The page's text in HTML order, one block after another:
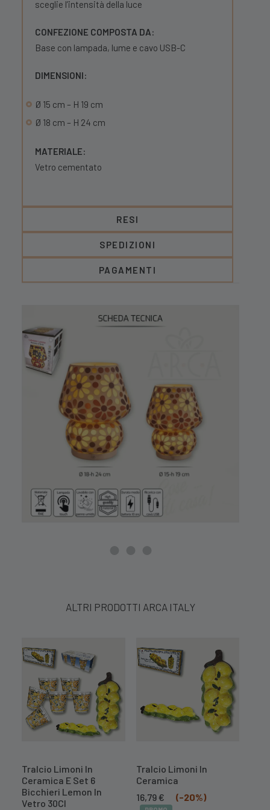
sceglie l’intensità della luce
CONFEZIONE COMPOSTA DA:
Base con lampada, lume e cavo USB-C
DIMENSIONI:
Ø 15 cm – H 19 cm
Ø 18 cm – H 24 cm
MATERIALE:
Vetro cementato
RESI
SPEDIZIONI
PAGAMENTI
ALTRI PRODOTTI ARCA ITALY
Tralcio Limoni In
Ceramica E Set 6
Bicchieri Lemon In
Vetro 30Cl
Tralcio Limoni In
Ceramica
Il16,79€ (-20%)